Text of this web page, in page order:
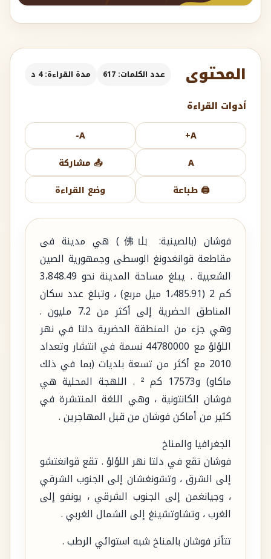
المحتوى عدد الكلمات: 617 مدة القراءة: 4 د
أدوات القراءة
A+
A-
A
📤 مشاركة
🖨️ طباعة
وضع القراءة
فوشان (بالصينية: 佛山) هي مدينة فى
مقاطعة قوانغدونغ الوسطى وجمهورية الصين
الشعبية . يبلغ مساحة المدينة نحو 3،848.49
كم 2 (1،485.91 ميل مربع) ، وتبلغ عدد سكان
المناطق الحضرية إلى أكثر من 7.2 مليون .
وهي جزء من المنطقة الحضرية دلتا في نهر
اللؤلؤ مع 44780000 نسمة في انتشار وتعداد
2010 مع أكثر من تسعة بلديات (بما في ذلك
ماكاو) و17573 كم ² . اللهجة المحلية هي
فوشان الكانتونية ، وهي اللغة المنتشرة في
كثير من أماكن فوشان من قبل المهاجرين .
الجغرافيا والمناخ
فوشان تقع في دلتا نهر اللؤلؤ . تقع قوانغتشو
إلى الشرق ، وتشونغشان إلى الجنوب الشرقي
، وجيانغمن إلى الجنوب الشرقي ، يونفو إلى
الغرب ، وتشاوتشينغ إلى الشمال الغربي .
تتأثر فوشان بالمناخ شبه استوائي الرطب .